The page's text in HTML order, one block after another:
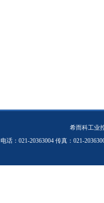
希而科工业
电话：021-20363004 传真：021-